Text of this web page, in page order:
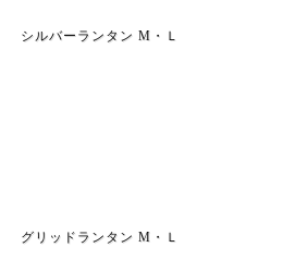
シルバーランタン M・Ｌ
グリッドランタン M・Ｌ